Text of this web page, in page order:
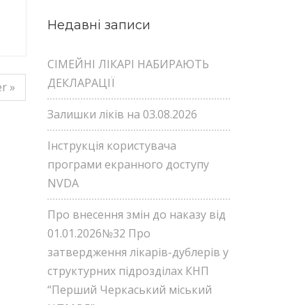
»
Недавні записи
СІМЕЙНІ ЛІКАРІ НАБИРАЮТЬ
ДЕКЛАРАЦІЇ
Залишки ліків на 03.08.2026
Інструкція користувача
програми екранного доступу
NVDA
Про внесення змін до наказу від
01.01.2026№32 Про
затвердження лікарів-дублерів у
структурних підрозділах КНП
“Перший Черкаський міський